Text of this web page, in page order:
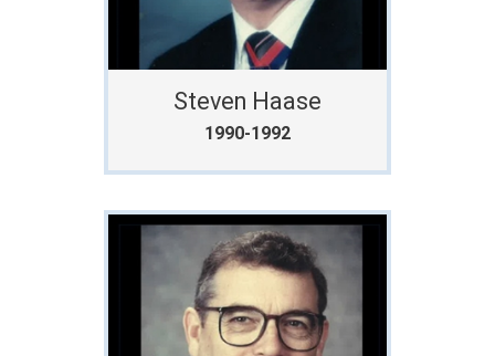
Steven Haase
1990-1992